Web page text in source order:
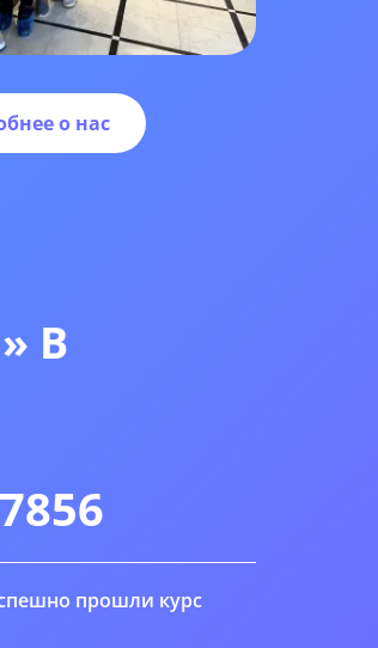
о нас
В
7856
прошли курс